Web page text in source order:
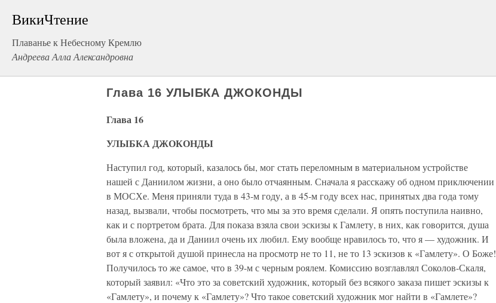
ВикиЧтение
Плаванье к Небесному Кремлю
Андреева Алла Александровна
Глава 16 УЛЫБКА ДЖОКОНДЫ
Глава 16
УЛЫБКА ДЖОКОНДЫ
Наступил год, который, казалось бы, мог стать переломным в материальном устройстве
нашей с Даниилом жизни, а оно было отчаянным. Сначала я расскажу об одном приключении
в МОСХе. Меня приняли туда в 43-м году, а в 45-м году всех нас, принятых два года тому
назад, вызвали, чтобы посмотреть, что мы за это время сделали. Я опять поступила наивно,
как и с портретом брата. Для показа взяла свои эскизы к Гамлету, в них, как говорится, душа
была вложена, да и Даниил очень их любил. Ему вообще нравилось то, что я — художник. И
вот я с открытой душой принесла на просмотр не то 11, не то 13 эскизов к «Гамлету». О Боже!
Получилось то же самое, что в 39-м с черным роялем. Комиссию возглавлял Соколов-Скаля,
который заявил: «Что это за советский художник, который без всякого заказа пишет эскизы к
«Гамлету», и почему к «Гамлету»? Что такое советский художник мог найти в «Гамлете»?